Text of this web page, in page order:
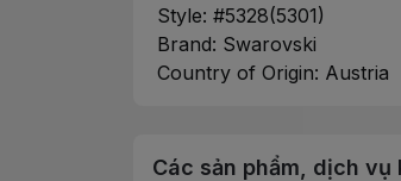
Style: #5328(5301)
Brand: Swarovski
Country of Origin: Austria
Các sản phẩm, dịch vụ